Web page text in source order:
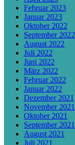
Februar 2023
Januar 2023
Oktober 2022
September 2022
August 2022
Juli 2022
Juni 2022
März 2022
Februar 2022
Januar 2022
Dezember 2021
November 2021
Oktober 2021
September 2021
August 2021
Juli 2021